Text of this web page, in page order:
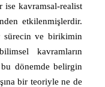
kavramsal-realist
etkilenmişlerdir.
ve birikimin
kavramların
dönemde belirgin
bir teoriyle ne de